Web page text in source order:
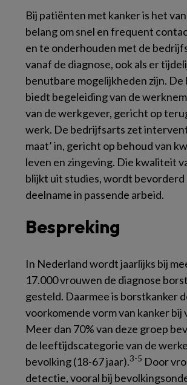
Bij patiënten met kanker is het
belang om snel en frequent
en te onderhouden met de
vanaf de diagnose, ook als er
benutbare mogelijkheden zijn.
biedt begeleiding van de
van de werkgever, gericht op
werk. De bedrijfsarts zet
maat’ in, gericht op behoud van
leven en zingeving. Die kwaliteit
blijkt uit studies, wordt bevorderd
deelname in passende arbeid.
Bespreking
In Nederland wordt jaarlijks bij
17.000 vrouwen de diagnose
gesteld. Daarmee is borstkanker
voorkomende vorm van kanker bij
Meer dan 70% van deze groep
de leeftijdscategorie van de
bevolking (18-67 jaar).3-5 Door
detectie, vooral bij